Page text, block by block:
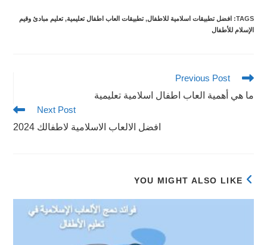
TAGS
: افضل تطبيقات اسلامية للاطفال, تطبيقات العاب اطفال تعليمية, تعليم مبادئ وقيم
الإسلام للأطفال
Read
articles
Previous Post
ما هي أهمية العاب اطفال اسلامية تعليمية
Next Post
افضل الالعاب الاسلامية لاطفالك 2024
YOU MIGHT ALSO LIKE